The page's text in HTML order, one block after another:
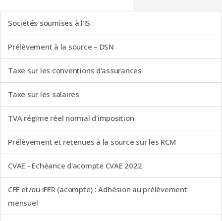
Sociétés soumises à l'IS
Prélèvement à la source – DSN
Taxe sur les conventions d'assurances
Taxe sur les salaires
TVA régime réel normal d'imposition
Prélèvement et retenues à la source sur les RCM
CVAE - Echéance d'acompte CVAE 2022
CFE et/ou IFER (acompte) : Adhésion au prélèvement
mensuel